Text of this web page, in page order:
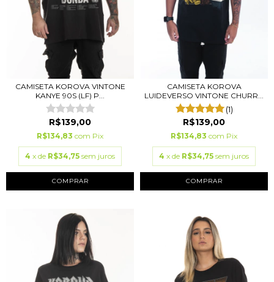
CAMISETA KOROVA VINTONE
KANYE 90S (LF) P...
R$139,00
R$134,83 com Pix
4 x de R$34,75 sem juros
COMPRAR
CAMISETA KOROVA
LUIDEVERSO VINTONE CHURR...
(1)
R$139,00
R$134,83 com Pix
4 x de R$34,75 sem juros
COMPRAR